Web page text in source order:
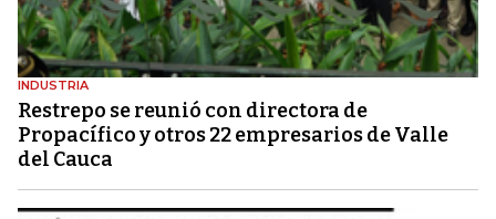
INDUSTRIA
Restrepo se reunió con directora de
Propacífico y otros 22 empresarios de Valle
del Cauca